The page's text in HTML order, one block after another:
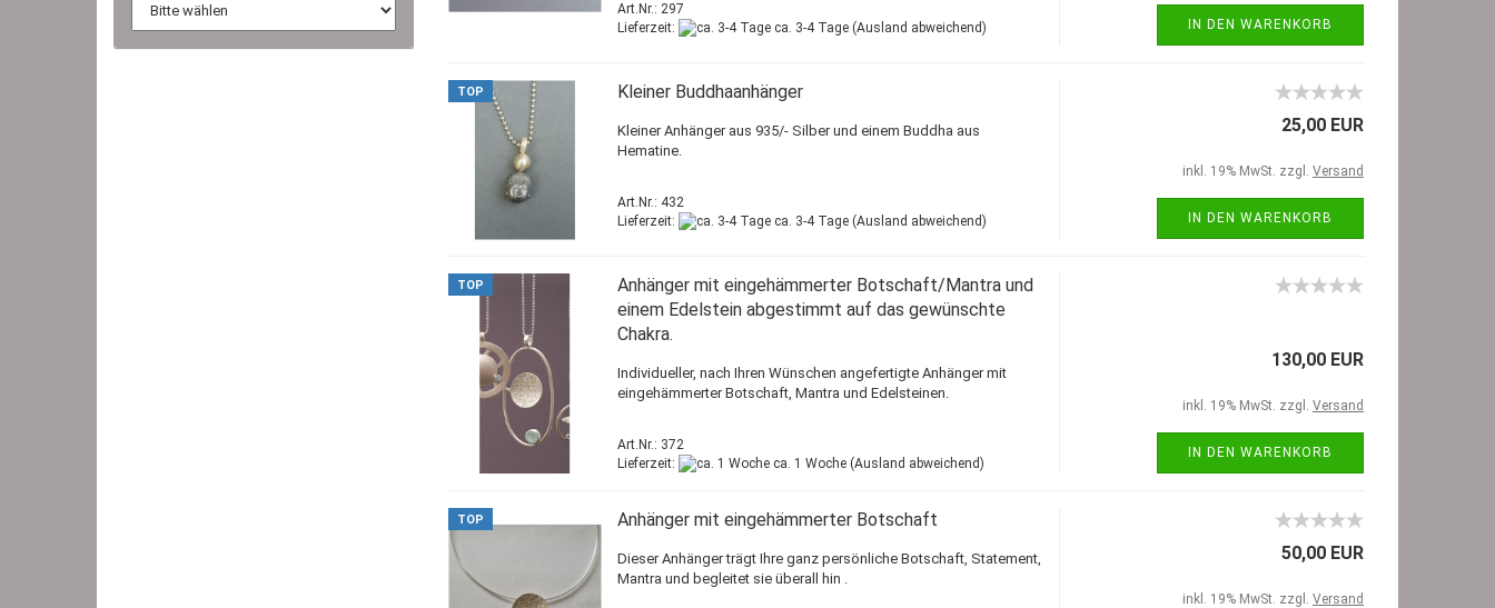
Art.Nr.: 297
Lieferzeit:
ca. 3-4 Tage (Ausland abweichend) IN DEN WARENKORB
TOP Kleiner Buddhaanhänger
Kleiner Anhänger aus 935/- Silber und einem Buddha aus
Hematine.
Art.Nr.: 432
Lieferzeit:
ca. 3-4 Tage (Ausland abweichend)
25,00 EUR
inkl. 19% MwSt. zzgl. Versand
IN DEN WARENKORB
TOP
Anhänger mit eingehämmerter Botschaft/Mantra und
einem Edelstein abgestimmt auf das gewünschte
Chakra.
Individueller, nach Ihren Wünschen angefertigte Anhänger mit
eingehämmerter Botschaft, Mantra und Edelsteinen.
Art.Nr.: 372
Lieferzeit:
ca. 1 Woche (Ausland abweichend)
130,00 EUR
inkl. 19% MwSt. zzgl. Versand
IN DEN WARENKORB
TOP Anhänger mit eingehämmerter Botschaft
Dieser Anhänger trägt Ihre ganz persönliche Botschaft, Statement,
Mantra und begleitet sie überall hin .
50,00 EUR
inkl. 19% MwSt. zzgl. Versand